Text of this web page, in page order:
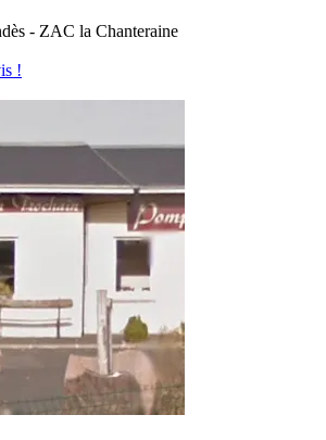
- ZAC la Chanteraine
!